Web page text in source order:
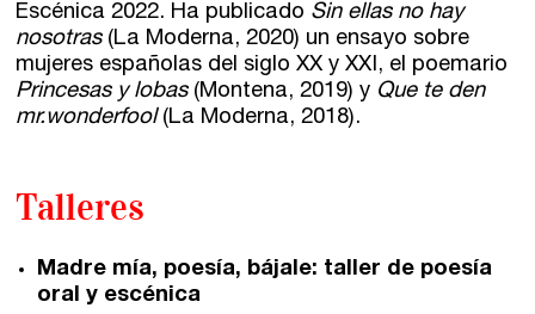
Málaga
Bilbao
Zaragoza
Santander
Cursos
Curso integral de narrativa
fuentetaja
Quiénes somos
Escénica 2022. Ha publicado Sin ellas no hay
nosotras(La Moderna, 2020) un ensayo sobre
mujeres españolas del siglo XX y XXI, el poemario
Princesas y lobas(Montena, 2019) y Que te den
mr.wonderfool(La Moderna, 2018).
Talleres
Madre mía, poesía, bájale: taller de poesía
oral y escénica